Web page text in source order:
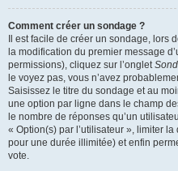
Comment créer un sondage ?
Il est facile de créer un sondage, lors
la modification du premier message
permissions), cliquez sur l’onglet
le voyez pas, vous n’avez
Saisissez le titre du sondage et au
une option par ligne dans le champ
le nombre de réponses qu’un
« Option(s) par l’utilisateur », limiter
pour une durée illimitée) et enfin
vote.